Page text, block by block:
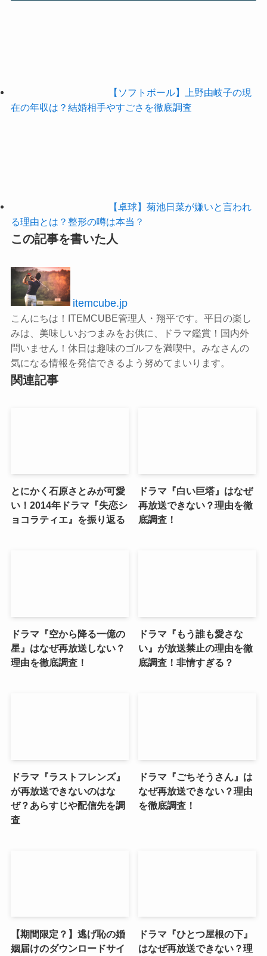
【ソフトボール】上野由岐子の現
在の年収は？結婚相手やすごさを徹底調査
【卓球】菊池日菜が嫌いと言われ
る理由とは？整形の噂は本当？
この記事を書いた人
itemcube.jp
こんにちは！ITEMCUBE管理人・翔平です。平日の楽し
みは、美味しいおつまみをお供に、ドラマ鑑賞！国内外
問いません！休日は趣味のゴルフを満喫中。みなさんの
気になる情報を発信できるよう努めてまいります。
関連記事
とにかく石原さとみが可愛
い！2014年ドラマ『失恋シ
ョコラティエ』を振り返る
ドラマ『白い巨塔』はなぜ
再放送できない？理由を徹
底調査！
ドラマ『空から降る一億の
星』はなぜ再放送しない？
理由を徹底調査！
ドラマ『もう誰も愛さな
い』が放送禁止の理由を徹
底調査！非情すぎる？
ドラマ『ラストフレンズ』
が再放送できないのはな
ぜ？あらすじや配信先を調
査
ドラマ『ごちそうさん』は
なぜ再放送できない？理由
を徹底調査！
【期間限定？】逃げ恥の婚
姻届けのダウンロードサイ
ドラマ『ひとつ屋根の下』
はなぜ再放送できない？理